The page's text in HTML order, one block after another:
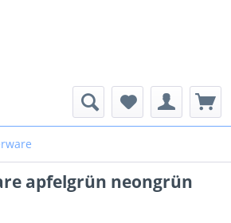
apfelgrün neongrün